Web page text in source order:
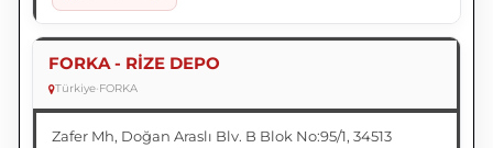
FORKA - RİZE DEPO
Türkiye•FORKA
Zafer Mh, Doğan Araslı Blv. B Blok No:95/1, 34513